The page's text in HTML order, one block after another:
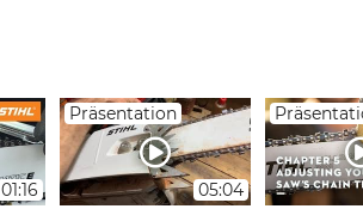
01:16
Präsentation
05:04